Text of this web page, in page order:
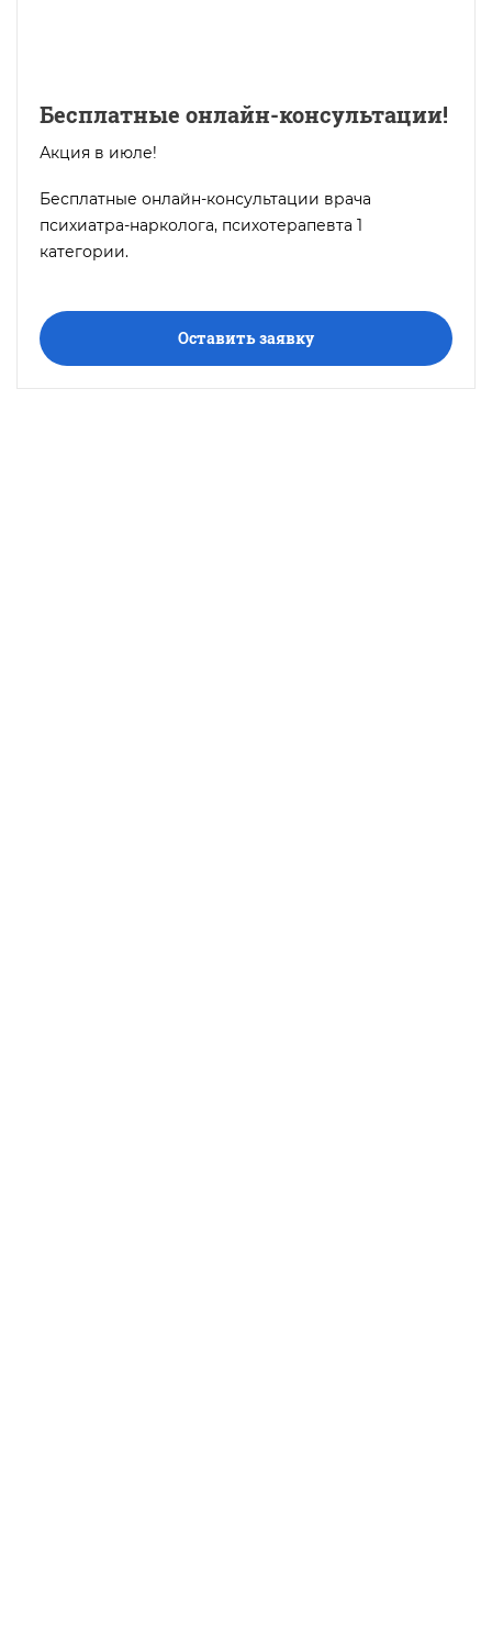
Бесплатные онлайн-консультации!
Акция в июле!
Бесплатные онлайн-консультации врача
психиатра-нарколога, психотерапевта 1
категории.
Оставить заявку